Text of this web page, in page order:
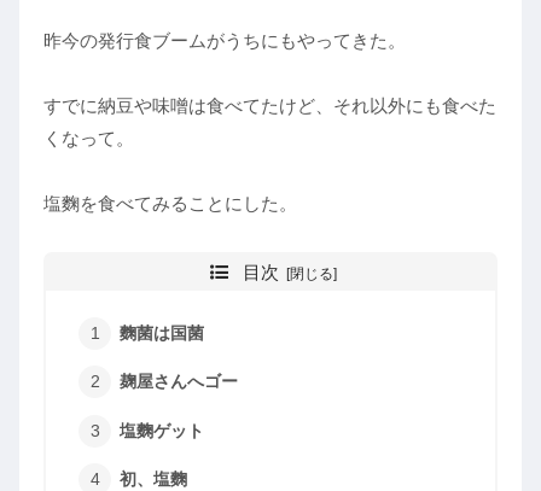
昨今の発行食ブームがうちにもやってきた。
すでに納豆や味噌は食べてたけど、それ以外にも食べた
くなって。
塩麴を食べてみることにした。
目次
麴菌は国菌
麹屋さんへゴー
塩麴ゲット
初、塩麴